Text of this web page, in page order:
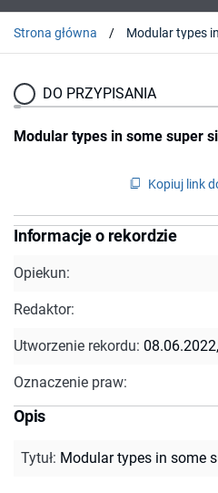
Strona główna Modular types
DO PRZYPISANIA
Modular types in some super
Kopiuj link
Informacje o rekordzie
Opiekun:
Redaktor:
Utworzenie rekordu:
Oznaczenie praw:
Opis
Tytuł: Modular types in some